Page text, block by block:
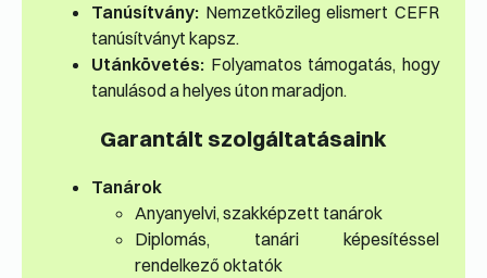
Tanúsítvány: Nemzetközileg elismert CEFR
tanúsítványt kapsz.
Utánkövetés: Folyamatos támogatás, hogy
tanulásod a helyes úton maradjon.
Garantált szolgáltatásaink
Tanárok
Anyanyelvi, szakképzett tanárok
Diplomás, tanári képesítéssel
rendelkező oktatók